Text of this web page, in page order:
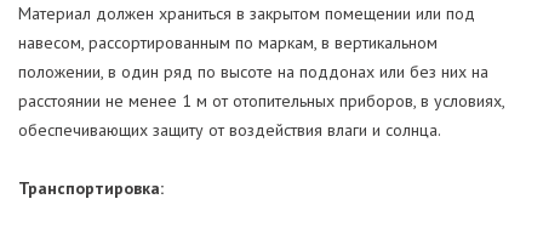
Материал должен храниться в закрытом помещении или под
навесом, рассортированным по маркам, в вертикальном
положении, в один ряд по высоте на поддонах или без них на
расстоянии не менее 1 м от отопительных приборов, в условиях,
обеспечивающих защиту от воздействия влаги и солнца.
Транспортировка: